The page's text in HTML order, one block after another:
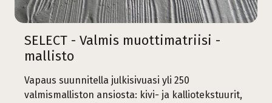
SELECT - Valmis muottimatriisi -
mallisto
Vapaus suunnitella julkisivuasi yli 250
valmismalliston ansiosta: kivi- ja kalliotekstuurit,